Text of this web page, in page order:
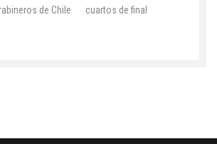
de Chile cuartos de final